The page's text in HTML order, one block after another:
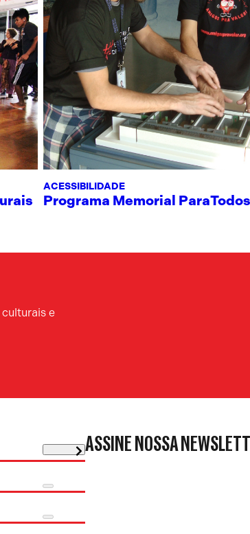
ACESSIBILIDADE
Programa Memorial ParaTodos
e
ASSINE NOSSA